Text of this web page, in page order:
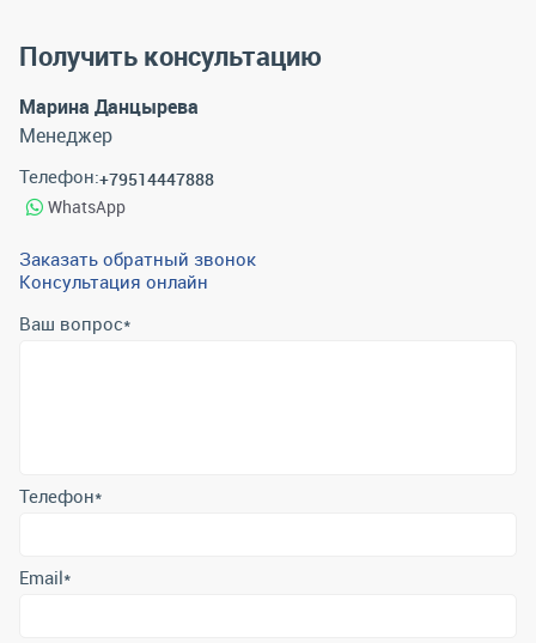
Получить консультацию
Марина Данцырева
Менеджер
Телефон:+79514447888
WhatsApp
Заказать обратный звонок
Консультация онлайн
Ваш вопрос*
Отправляя форму вы подтверждаете согласие с